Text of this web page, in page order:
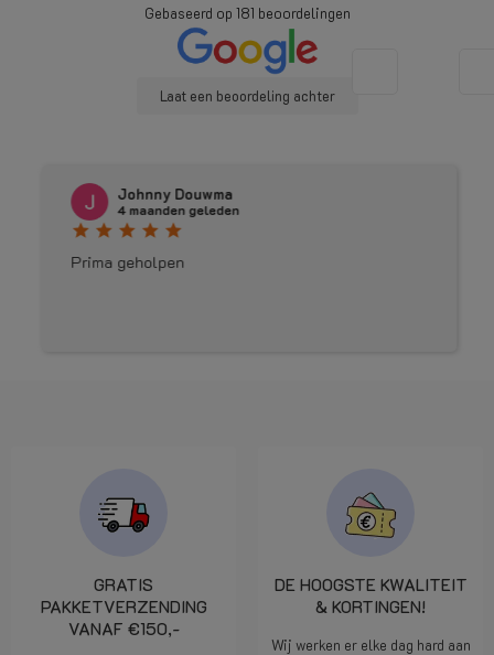
Gebaseerd op 181 beoordelingen
Laat een beoordeling achter
Johnny Douwma
4 maanden geleden
star star star star star
Prima geholpen
GRATIS
PAKKETVERZENDING
VANAF €150,-
DE HOOGSTE KWALITEIT
& KORTINGEN!
Wij werken er elke dag hard aan